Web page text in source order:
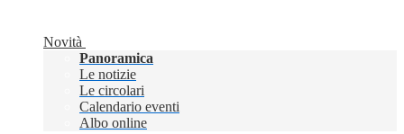
Novità
Panoramica
Le notizie
Le circolari
Calendario eventi
Albo online